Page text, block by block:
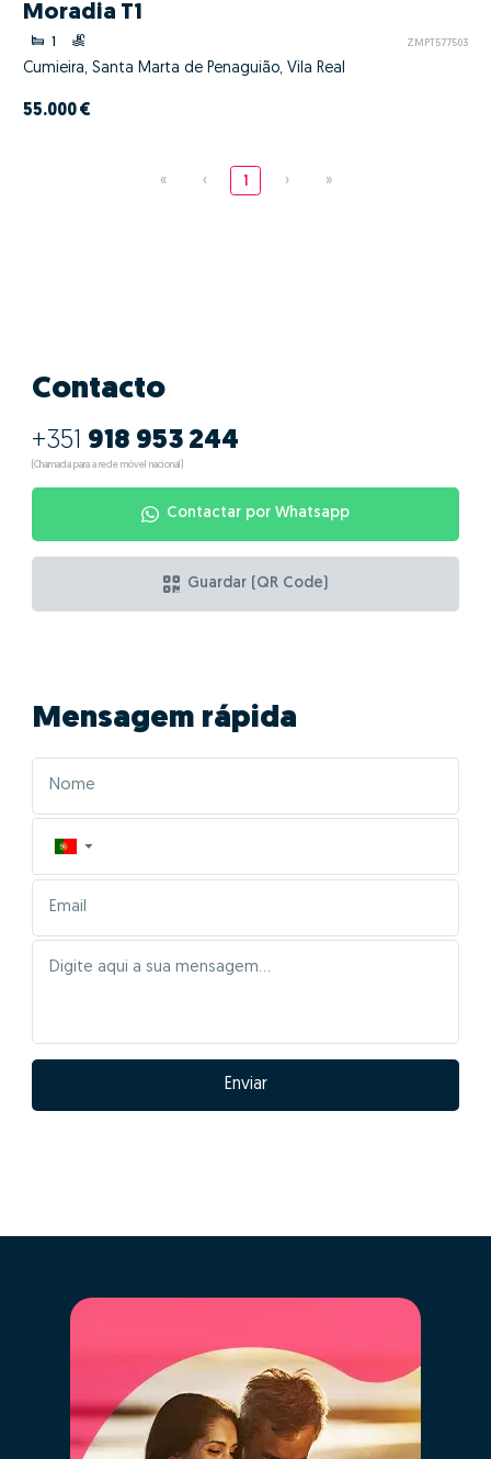
Moradia T1
1 ZMPT577503
Cumieira, Santa Marta de Penaguião, Vila Real
55.000 €
« ‹ 1 › »
Contacto
+351 918 953 244
(Chamada para a rede móvel nacional)
Contactar por Whatsapp
Guardar (QR Code)
Mensagem rápida
▼
Enviar